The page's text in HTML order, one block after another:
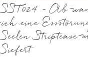
SST024 – Ab
ich eine
Seelen
Siefert